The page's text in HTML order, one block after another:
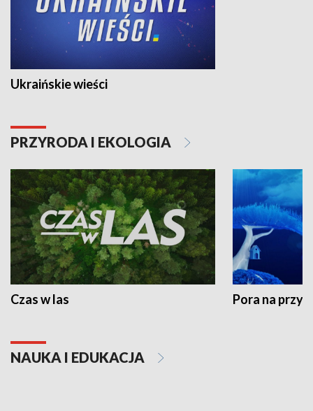
Ukraińskie wieści
PRZYRODA I EKOLOGIA
Czas w las Pora na
NAUKA I EDUKACJA